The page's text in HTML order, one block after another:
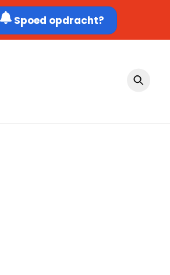
Spoed opdracht?